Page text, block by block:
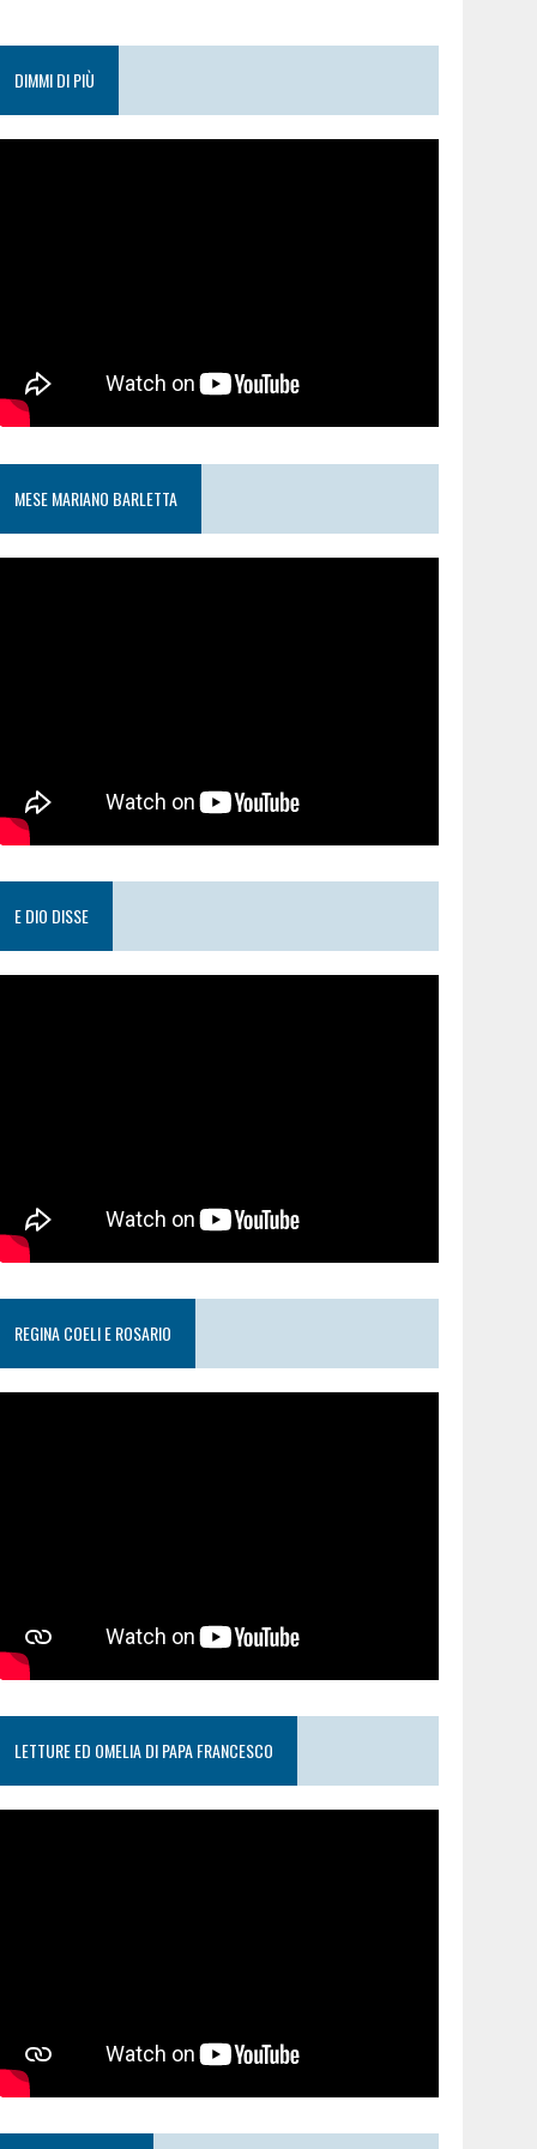
DIMMI DI PIÙ
MESE MARIANO BARLETTA
E DIO DISSE
REGINA COELI E ROSARIO
LETTURE ED OMELIA DI PAPA FRANCESCO